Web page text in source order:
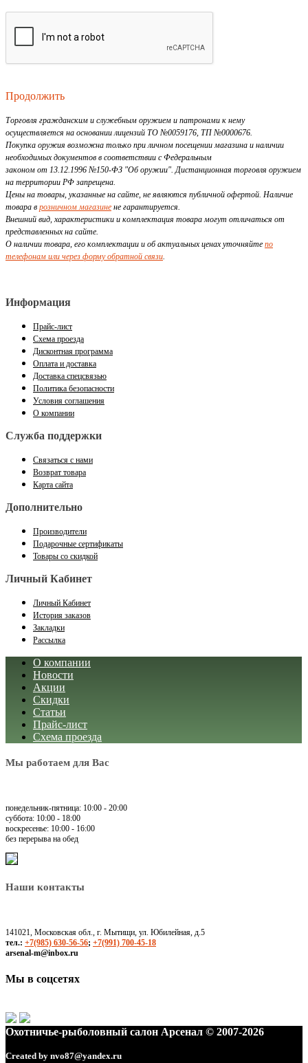
Продолжить
Торговля гражданским и служебным оружием и патронами к нему
осуществляется на основании лицензий ТО №0059176, ТП №0000676.
Покупка оружия возможна только при личном посещении магазина и наличии
необходимых документов в соответствии с Федеральным
законом от 13.12.1996 №150-ФЗ "Об оружии". Дистанционная торговля оружием
на территории РФ запрещена.
Цены на товары, указанные на сайте, не являются публичной офертой. Наличие
товара в розничном магазине не гарантируется.
Внешний вид, характеристики и комплектация товара могут отличаться от
представленных на сайте.
О наличии товара, его комплектации и об актуальных ценах уточняйте по
телефонам или через форму обратной связи.
Информация
Прайс-лист
Схема проезда
Дисконтная программа
Оплата и доставка
Доставка спецсвязью
Политика безопасности
Условия соглашения
О компании
Служба поддержки
Связаться с нами
Возврат товара
Карта сайта
Дополнительно
Производители
Подарочные сертификаты
Товары со скидкой
Личный Кабинет
Личный Кабинет
История заказов
Закладки
Рассылка
О компании
Новости
Акции
Скидки
Статьи
Прайс-лист
Схема проезда
Мы работаем для Вас
понедельник-пятница: 10:00 - 20:00
суббота: 10:00 - 18:00
воскресенье: 10:00 - 16:00
без перерыва на обед
Наши контакты
141021, Московская обл., г. Мытищи, ул. Юбилейная, д.5
тел.: +7(985) 630-56-56; +7(991) 700-45-18
arsenal-m@inbox.ru
Мы в соцсетях
Охотничье-рыболовный салон Арсенал © 2007-2026
Created by nvo87@yandex.ru